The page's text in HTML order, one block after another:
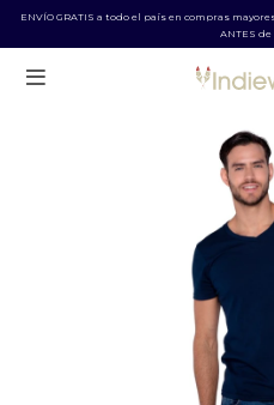
ENVÍO GRATIS a todo el país en compras
ANTES de
